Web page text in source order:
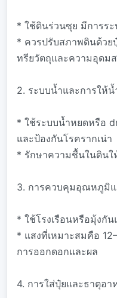
* ใช้ดินร่วนซุย มีการร
* ควรปรับสภาพดินด้วย
ทรียวัตถุและความอุดม
2. ระบบน้ำและการให้น้
* ใช้ระบบน้ำหยดหรือ
และป้องกันโรครากเน่า
* รักษาความชื้นในดินใ
3. การควบคุมอุณหภูมิแ
* ใช้โรงเรือนหรือมุ้งกั
* แสงที่เหมาะสมคือ
การออกดอกและผล
4. การใส่ปุ๋ยและธาตุอา